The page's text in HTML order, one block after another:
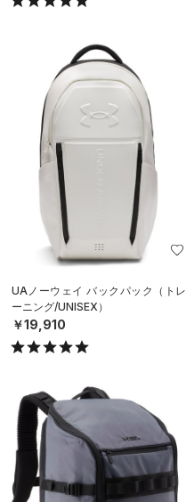
UAノーウェイ バックパック（トレ
ーニング/UNISEX）
￥19,910